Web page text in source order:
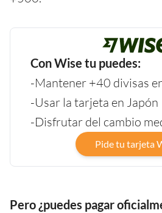
Con Wise tu puedes:
-Mantener +40 divisas
-Usar la tarjeta en Japón
-Disfrutar del cambio
Pide tu tarjeta
Pero ¿puedes pagar